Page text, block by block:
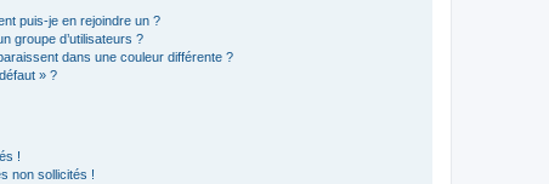
puis-je en rejoindre un ?
groupe d’utilisateurs ?
dans une couleur différente ?
» ?
!
non sollicités !